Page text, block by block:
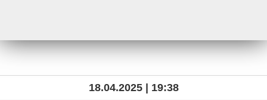
18.04.2025 | 19:38